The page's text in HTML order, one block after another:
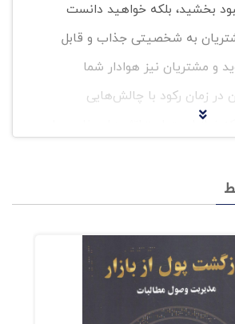
بخشید، بلکه خواهید دانست
به شخصیتی جذاب و قابل‌
و مشتریان نیز هوادار شما
در زمان رکود با چالش‌هایی
نیاز است استراتژی‌های خاصی را
اضافی، ایجاد یک راهکار
زمان رکود می‌تواند افراد را به
این اقدامات علاوه‌بر اینکه حجم
باعث ایجاد ارتباطی